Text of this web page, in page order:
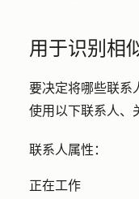
用于识别相
要决定将哪些联系
使用以下联系人、
联系人属性 ：
正在工作